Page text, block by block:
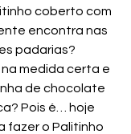
coberto com
encontra nas
padarias?
medida certa e
de chocolate
Pois é… hoje
fazer o Palitinho